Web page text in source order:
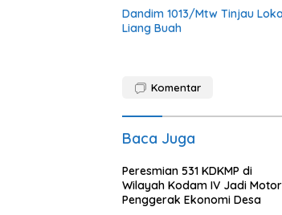
Dandim 1013/Mtw Tinjau
Liang Buah
Komentar
Baca Juga
Peresmian 531 KDKMP di
Wilayah Kodam IV Jadi Motor
Penggerak Ekonomi Desa